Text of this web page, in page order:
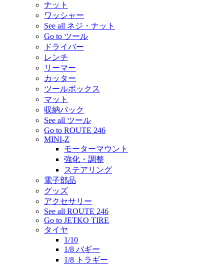
ナット
ワッシャー
See all ネジ・ナット
Go to ツール
ドライバー
レンチ
リーマー
カッター
ツールボックス
マット
収納バック
See all ツール
Go to ROUTE 246
MINI-Z
モーターマウント
強化・調整
ステアリング
電子部品
グッズ
アクセサリー
See all ROUTE 246
Go to JETKO TIRE
タイヤ
1/10
1/8 バギー
1/8 トラギー